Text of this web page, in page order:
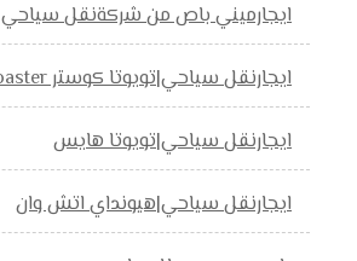
ايجارميني باص من شركةنقل سياحي
ايجارنقل سياحي|تويوتا كوستر ToyotaCoaster
ايجارنقل سياحي|تويوتا هايس
ايجارنقل سياحي|هيونداي اتش وان